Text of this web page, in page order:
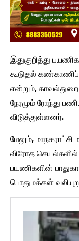
இதுகுறித்து
கூடுதல்
என்றும்,
நேரமும் ரோந்து
விடுத்துள்ளனர்.
மேலும்,
விரோத செயல்களில்
பயணிகளின்
பொதுமக்கள்